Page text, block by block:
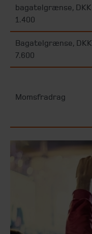
bagatelgrænse, DKK
1.400
Bagatelgrænse, DKK
7.600
Momsfradrag